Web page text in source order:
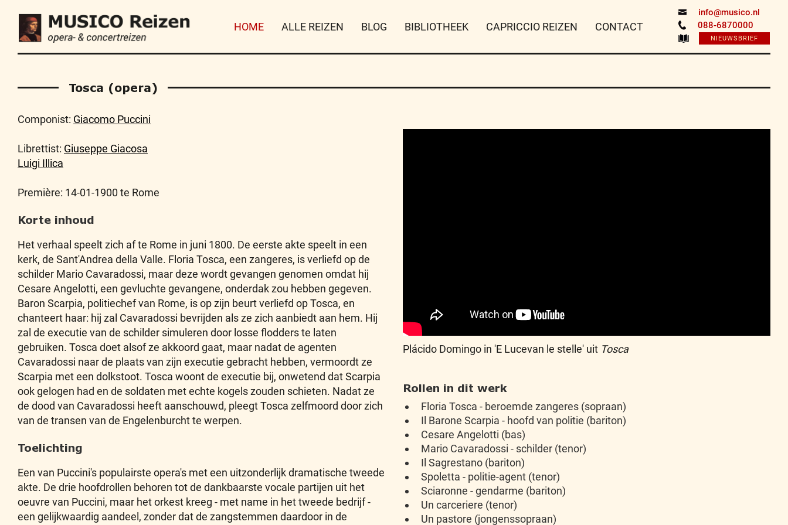
info@musico.nl
088-6870000
NIEUWSBRIEF
HOME ALLE REIZEN BLOG BIBLIOTHEEK CAPRICCIO REIZEN CONTACT
Tosca (opera)
Componist: Giacomo Puccini
Librettist: Giuseppe Giacosa
Luigi Illica
Première: 14-01-1900 te Rome
Korte inhoud
Het verhaal speelt zich af te Rome in juni 1800. De eerste akte speelt in een
kerk, de Sant'Andrea della Valle. Floria Tosca, een zangeres, is verliefd op de
schilder Mario Cavaradossi, maar deze wordt gevangen genomen omdat hij
Cesare Angelotti, een gevluchte gevangene, onderdak zou hebben gegeven.
Baron Scarpia, politiechef van Rome, is op zijn beurt verliefd op Tosca, en
chanteert haar: hij zal Cavaradossi bevrijden als ze zich aanbiedt aan hem. Hij
zal de executie van de schilder simuleren door losse flodders te laten
gebruiken. Tosca doet alsof ze akkoord gaat, maar nadat de agenten
Cavaradossi naar de plaats van zijn executie gebracht hebben, vermoordt ze
Scarpia met een dolkstoot. Tosca woont de executie bij, onwetend dat Scarpia
ook gelogen had en de soldaten met echte kogels zouden schieten. Nadat ze
de dood van Cavaradossi heeft aanschouwd, pleegt Tosca zelfmoord door zich
van de transen van de Engelenburcht te werpen.
Toelichting
Een van Puccini's populairste opera's met een uitzonderlijk dramatische tweede
akte. De drie hoofdrollen behoren tot de dankbaarste vocale partijen uit het
oeuvre van Puccini, maar het orkest kreeg - met name in het tweede bedrijf -
een gelijkwaardig aandeel, zonder dat de zangstemmen daardoor in de
Plácido Domingo in 'E Lucevan le stelle' uit Tosca
Rollen in dit werk
Floria Tosca - beroemde zangeres (sopraan)
Il Barone Scarpia - hoofd van politie (bariton)
Cesare Angelotti (bas)
Mario Cavaradossi - schilder (tenor)
Il Sagrestano (bariton)
Spoletta - politie-agent (tenor)
Sciaronne - gendarme (bariton)
Un carceriere (tenor)
Un pastore (jongenssopraan)